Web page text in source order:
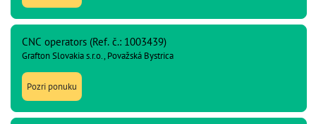
CNC operators (Ref. č.: 1003439)
Grafton Slovakia s.r.o., Považská Bystrica
Pozri ponuku